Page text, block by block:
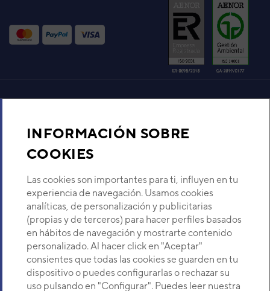
INFORMACIÓN SOBRE
COOKIES
Las cookies son importantes para ti, influyen en tu
experiencia de navegación. Usamos cookies
analíticas, de personalización y publicitarias
(propias y de terceros) para hacer perfiles basados
en hábitos de navegación y mostrarte contenido
personalizado. Al hacer click en "Aceptar"
consientes que todas las cookies se guarden en tu
dispositivo o puedes configurarlas o rechazar su
uso pulsando en "Configurar". Puedes leer nuestra
ENFRIADORA DAITSU
MINICHILLER INVERTER
CRAD 2 UIAWP 40
Ref. fabricante:
CRAD 2
INVERTER DAITSU CRAD3
Código:
VER DETALLE
ENFRIADORA MINICHILLER
INVERTER DAITSU CRAD3
KIAWP 25
Código:3ICD3028-Ref. fabricante:
KIAWP 25
VER DETALLE
Sobre Nosotros
Descubre Eurofred
Dónde Estamos
¿Buscas un servicio técnico?